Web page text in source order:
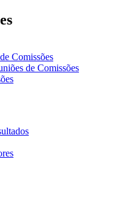
Comissões
de Comissões